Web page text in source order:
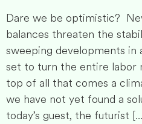
Dare we be optimistic?
balances threaten the
sweeping developments
set to turn the entire labor
top of all that comes a
we have not yet found a
today’s guest, the futurist